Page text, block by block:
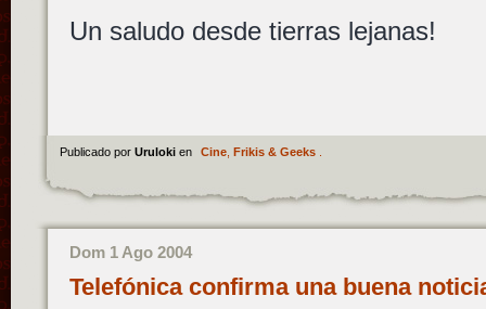
Un saludo desde tierras lejanas!
Publicado por Uruloki en Cine, Frikis & Geeks.
Dom 1 Ago 2004
Telefónica confirma una buena